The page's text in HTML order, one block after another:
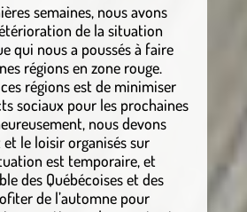
semaines, nous avons
de la situation
qui nous a poussés à faire
régions en zone rouge.
régions est de minimiser
sociaux pour les prochaines
nous devons
le loisir organisés sur
est temporaire, et
des Québécoises et des
de l’automne pour